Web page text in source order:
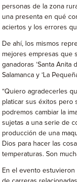
personas de la zona
una presenta en qué
aciertos y los errores
De ahí, los mismos
mejores empresas que
ganadoras ‘Santa Anita
Salamanca y ‘La
“Quiero agradecerles
platicar sus éxitos pero
podremos cambiar la
sujetas a una serie de
producción de una
Dios para hacer las
temperaturas. Son
En el evento